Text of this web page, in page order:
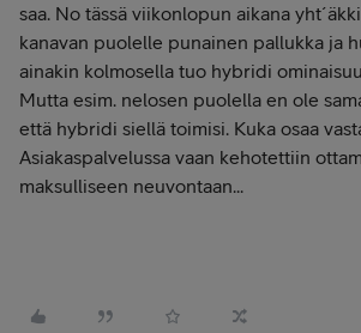
saa. No tässä viikonlopun aikana
kanavan puolelle punainen pallukka ja
ainakin kolmosella tuo hybridi
Mutta esim. nelosen puolella en ole
että hybridi siellä toimisi. Kuka osaa
Asiakaspalvelussa vaan kehotettiin
maksulliseen neuvontaan...